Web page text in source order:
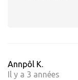
Annpôl K.
Il y a 3 années